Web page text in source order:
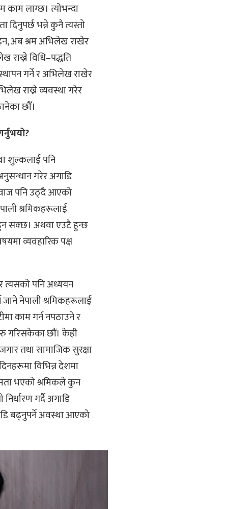
काम लाग्छ। त्योभन्दा
दिनुपर्छ भन्ने कुनै त्यस्तो
अब श्रम अभिलेख राखेर
राख्ने विधि–पद्धति
गर्ने र अभिलेख राखेर
राख्ने व्यवस्था गरेर
छौँ।
शुल्कलाई पनि
गरेर अगाडि
पनि उठ्दै आएको
श्रमिकहरूलाई
सक्छ। अथवा एउटै हुन्छ
व्यवहारिक पक्ष
त्यसको पनि अध्ययन
नेपाली श्रमिकहरूलाई
काम गर्न नपठाउने र
गरिसकेका छौं। केही
तथा सामाजिक सुरक्षा
विभिन्न देशमा
भएको श्रमिकले कुन
निर्धारण गर्दै अगाडि
बढ्नुपर्ने अवस्था आएको